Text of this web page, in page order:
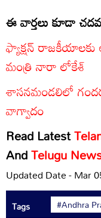
ఈ వార్తలు కూడా
ఫ్యాక్షన్ రాజకీయాలకు
మంత్రి నారా లోకేశ్
శాసనమండలిలో
వాగ్వాదం
Read Latest
AndTelugu
Updated Date - Mar
Tags #Andhra